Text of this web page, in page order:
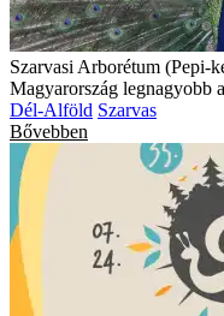
Szarvasi Arborétum (Pepi-
Magyarország legnagyobb
Dél-Alföld Szarvas
Bővebben